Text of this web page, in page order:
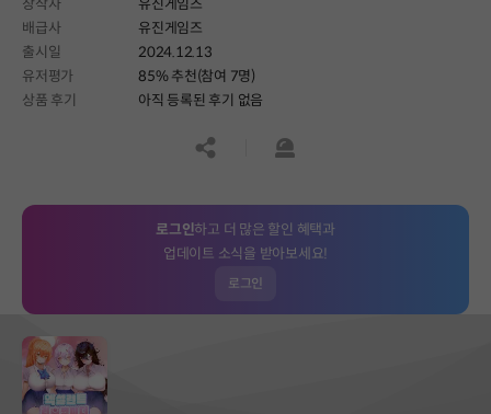
배급사
유진게임즈
출시일
2024.12.13
유저평가
85% 추천(참여 7명)
상품 후기
아직 등록된 후기 없음
공유하기신고하기
로그인하고 더 많은 할인 혜택과
업데이트 소식을 받아보세요!
로그인